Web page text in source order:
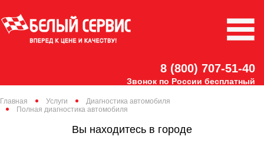
8 (800) 707-51-40
Звонок по России бесплатный
Главная Услуги
Диагностика автомобиля
Полная диагностика автомобиля
Вы находитесь в городе